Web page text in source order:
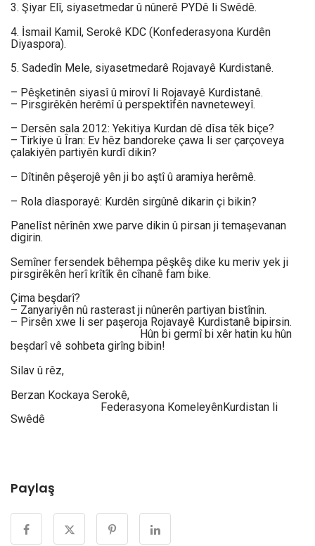
3. Şiyar Elî, siyasetmedar û nûnerê PYDê li Swêdê.
4. İsmail Kamil, Serokê KDC (Konfederasyona Kurdên
Diyaspora).
5. Sadedîn Mele, siyasetmedarê Rojavayê Kurdistanê.
– Pêşketinên siyasî û mirovî li Rojavayê Kurdistanê.
– Pirsgirêkên herêmî û perspektîfên navneteweyî.
– Dersên sala 2012: Yekitiya Kurdan dê dîsa têk biçe?
– Tirkiye û Îran: Ev hêz bandoreke çawa li ser çarçoveya
çalakiyên partiyên kurdî dikin?
– Dîtinên pêşerojê yên ji bo aştî û aramiya herêmê.
– Rola dîasporayê: Kurdên sirgûnê dikarin çi bikin?
Panelîst nêrînên xwe parve dikin û pirsan ji temaşevanan
digirin.
Semîner fersendek bêhempa pêşkêş dike ku meriv yek ji
pirsgirêkên herî krîtîk ên cîhanê fam bike.
Çima beşdarî?
– Zanyariyên nû rasterast ji nûnerên partiyan bistînin.
– Pirsên xwe li ser paşeroja Rojavayê Kurdistanê bipirsin.
Hûn bi germî bi xêr hatin ku hûn
beşdarî vê sohbeta girîng bibin!
Silav û rêz,
Berzan Kockaya Serokê,
Federasyona KomeleyênKurdistan li
Swêdê
Paylaş